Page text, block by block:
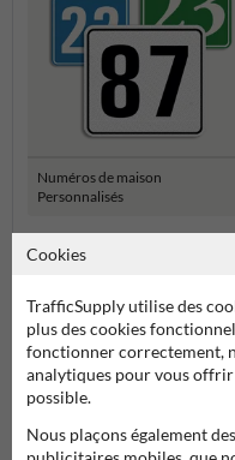
Numéros de maison
Personnalisés
Cookies
TrafficSupply utilise des
plus des cookies
fonctionner correctement,
analytiques pour vous
possible.
Nous plaçons également